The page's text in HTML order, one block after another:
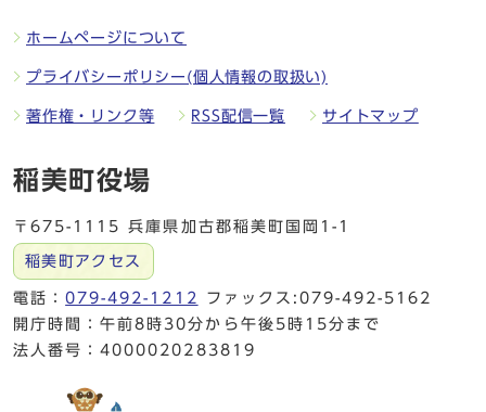
ホームページについて
プライバシーポリシー(個人情報の取扱い)
著作権・リンク等 RSS配信一覧 サイトマップ
稲美町役場
〒675-1115 兵庫県加古郡稲美町国岡1-1
稲美町アクセス
電話：079-492-1212
ファックス:079-492-5162
開庁時間：午前8時30分から午後5時15分まで
法人番号：4000020283819